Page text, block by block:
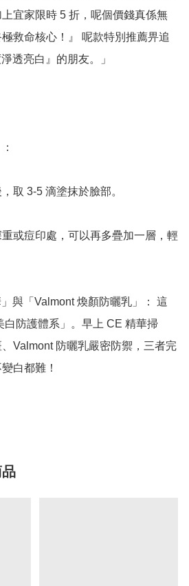
宜家限時 5 折，呢個價錢真係無
救命核心！』 呢款特別推薦畀追
透亮白』的朋友。」
取 3-5 滴塗抹於臉部。
或痘印處，可以再多疊加一層，輕
與「Valmont 煥顏防曬乳」： 這
白防護體系」。早上 CE 精華掃
Valmont 防曬乳嚴密防禦，三者完
白都難！